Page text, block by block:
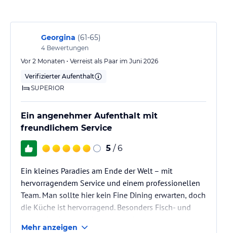
Wassersportaktivitäten ausprobieren. Für Entspannung sorgt der
Spa-Bereich, wo Sie sich bei Massagen und
Schönheitsanwendungen verwöhnen lassen können. Im Hotel gibt
es auch ein Spielzimmer und einen Miniclub für Kinder.
Hinweis: Allgemeine und unverbindliche
Hoteliers-/Veranstalter-/Kataloginformationen. Alle Angaben
jeweiligen Veranstalters.
Georgina (61-65)
4 Bewertungen
Vor 2 Monaten • Verreist als Paar im Juni 2026
Verifizierter Aufenthalt
SUPERIOR
Ein angenehmer Aufenthalt mit
freundlichem Service
5 / 6
Ein kleines Paradies am Ende der Welt – mit
hervorragendem Service und einem professionellen
Team. Man sollte hier kein Fine Dining erwarten, doch
die Küche ist hervorragend. Besonders Fisch- und
Mehr anzeigen